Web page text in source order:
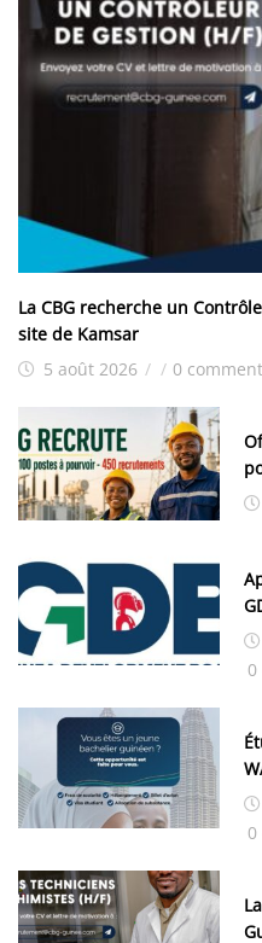
La CBG recherche un
site de Kamsar
5 août 2026 / / 0